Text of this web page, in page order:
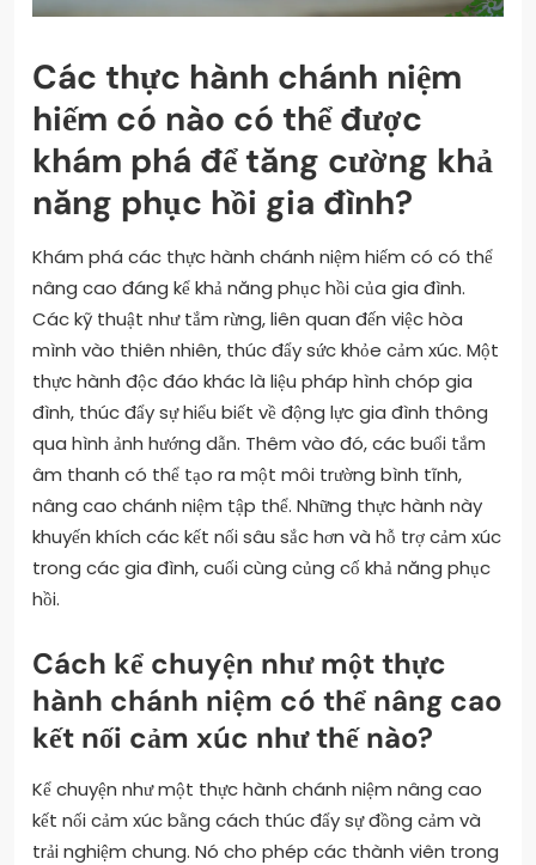
Các thực hành chánh niệm
hiếm có nào có thể được
khám phá để tăng cường khả
năng phục hồi gia đình?
Khám phá các thực hành chánh niệm hiếm có có thể
nâng cao đáng kể khả năng phục hồi của gia đình.
Các kỹ thuật như tắm rừng, liên quan đến việc hòa
mình vào thiên nhiên, thúc đẩy sức khỏe cảm xúc. Một
thực hành độc đáo khác là liệu pháp hình chóp gia
đình, thúc đẩy sự hiểu biết về động lực gia đình thông
qua hình ảnh hướng dẫn. Thêm vào đó, các buổi tắm
âm thanh có thể tạo ra một môi trường bình tĩnh,
nâng cao chánh niệm tập thể. Những thực hành này
khuyến khích các kết nối sâu sắc hơn và hỗ trợ cảm xúc
trong các gia đình, cuối cùng củng cố khả năng phục
hồi.
Cách kể chuyện như một thực
hành chánh niệm có thể nâng cao
kết nối cảm xúc như thế nào?
Kể chuyện như một thực hành chánh niệm nâng cao
kết nối cảm xúc bằng cách thúc đẩy sự đồng cảm và
trải nghiệm chung. Nó cho phép các thành viên trong